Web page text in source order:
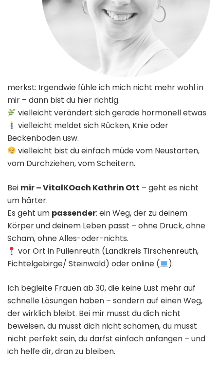
merkst: Irgendwie fühle ich mich nicht mehr wohl in
mir – dann bist du hier richtig.
vielleicht verändert sich gerade hormonell etwas
vielleicht meldet sich Rücken, Knie oder
Beckenboden usw.
vielleicht bist du einfach müde vom Neustarten,
vom Durchziehen, vom Scheitern.
Bei mir – VitalKOach Kathrin Ott – geht es nicht
um härter.
Es geht um passender: ein Weg, der zu deinem
Körper und deinem Leben passt – ohne Druck, ohne
Scham, ohne Alles-oder-nichts.
vor Ort in Pullenreuth (Landkreis Tirschenreuth,
Fichtelgebirge/ Steinwald) oder online (
).
Ich begleite Frauen ab 30, die keine Lust mehr auf
schnelle Lösungen haben – sondern auf einen Weg,
der wirklich bleibt. Bei mir musst du dich nicht
beweisen, du musst dich nicht schämen, du musst
nicht perfekt sein, du darfst einfach anfangen – und
ich helfe dir, dran zu bleiben.